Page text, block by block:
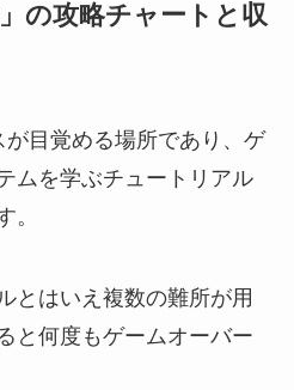
の攻略チャートと収
目覚める場所であり、ゲ
ムを学ぶチュートリアル
。
とはいえ複数の難所が用
と何度もゲームオーバー